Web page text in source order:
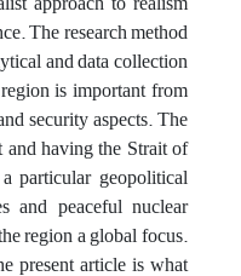
The research method
and data collection
is important from
security aspects. The
having the Strait of
particular geopolitical
and peaceful nuclear
region a global focus.
present article is what